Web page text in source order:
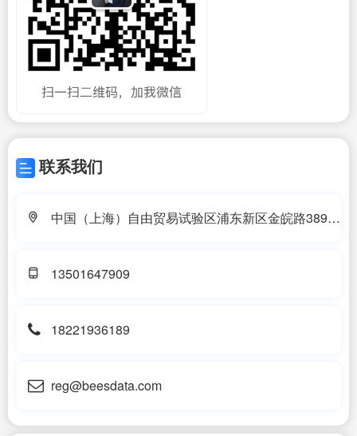
联系我们
中国（上海）自由贸易试验区浦东新区金皖路389号
13501647909
18221936189
reg@beesdata.com